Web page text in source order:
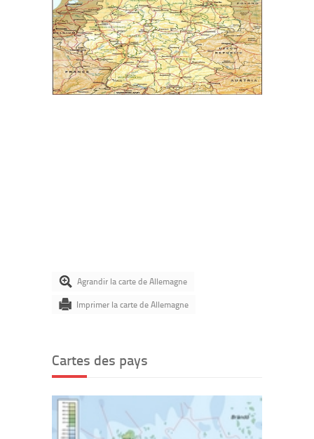
Agrandir la carte de Allemagne
Imprimer la carte de Allemagne
Cartes des pays